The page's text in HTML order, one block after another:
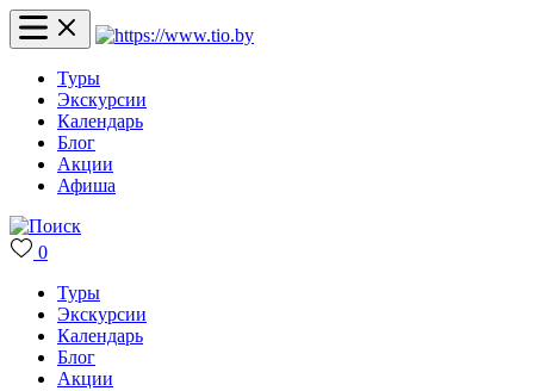
Туры
Экскурсии
Календарь
Блог
Акции
Афиша
0
Туры
Экскурсии
Календарь
Блог
Акции